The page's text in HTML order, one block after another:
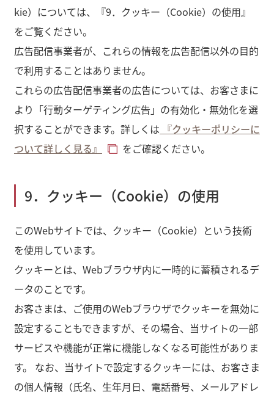
kie）については、『9．クッキー（Cookie）の使用』
をご覧ください。
広告配信事業者が、これらの情報を広告配信以外の目的
で利用することはありません。
これらの広告配信事業者の広告については、お客さまに
より「行動ターゲティング広告」の有効化・無効化を選
択することができます。詳しくは 『クッキーポリシーに
ついて詳しく見る』
をご確認ください。
9．クッキー（Cookie）の使用
このWebサイトでは、クッキー（Cookie）という技術
を使用しています。
クッキーとは、Webブラウザ内に一時的に蓄積されるデ
ータのことです。
お客さまは、ご使用のWebブラウザでクッキーを無効に
設定することもできますが、その場合、当サイトの一部
サービスや機能が正常に機能しなくなる可能性がありま
す。 なお、当サイトで設定するクッキーには、お客さま
の個人情報（氏名、生年月日、電話番号、メールアドレ